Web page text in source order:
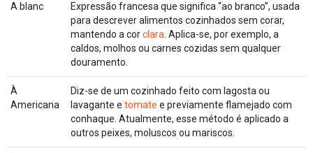
A blanc
Expressão francesa que significa “ao branco”, usada
para descrever alimentos cozinhados sem corar,
mantendo a corclara . Aplica-se, por exemplo, a
caldos, molhos ou carnes cozidas sem qualquer
douramento.
À
Americana
Diz-se de um cozinhado feito com lagosta ou
lavagante e tomate e previamente flamejado com
conhaque. Atualmente, esse método é aplicado a
outros peixes, moluscos ou mariscos.